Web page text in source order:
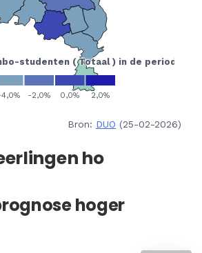
Bron: DUO (25-02-2026)
ho
hoger